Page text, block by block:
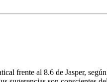
frente al 8.6 de Jasper,